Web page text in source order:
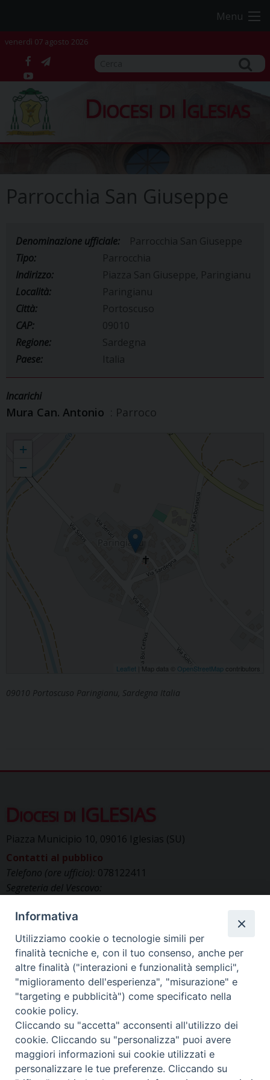
content
Menu
venerdì 07 agosto 2026
facebook
telegram
YouTube
Diocesi di Iglesias
Parrocchia San Giuseppe
Denominazione ufficiale:
Parrocchia San Giuseppe
Tipo:
Parrocchia
Indirizzo:
Piazza San Giuseppe, Paringianu
Località:
Paringianu
Città:
Portoscuso
CAP:
09010
Regione:
Sardegna
Paese:
Italia
Incarichi
Mura Can. Antonio : Parroco
Parrocchia San Giuseppe
+
−
Leaflet | Map data © OpenStreetMap contributors
09010 Portoscuso Paringianu, Sardegna Italia
Diocesi di IGLESIAS
Piazza Municipio 10, 09016 Iglesias (SU)
Contatti al pubblico
Telefono (ore ufficio): 078122411
Segreteria del Vescovo:
Uffici di Curia:curia_iglesias@libero.it
Cancelleria (richiesta documenti):
canc.curia.iglesias@tiscali.it
Comunicazione & media (ufficio stampa):
ucs.iglesias@gmail.com
Informativa
Utilizziamo cookie o tecnologie simili per
finalità tecniche e, con il tuo consenso, anche per
altre finalità ("interazioni e funzionalità semplici",
"miglioramento dell'esperienza", "misurazione" e
"targeting e pubblicità") come specificato nella
cookie policy.
Cliccando su "accetta" acconsenti all'utilizzo dei
cookie. Cliccando su "personalizza" puoi avere
maggiori informazioni sui cookie utilizzati e
personalizzare le tue preferenze. Cliccando su